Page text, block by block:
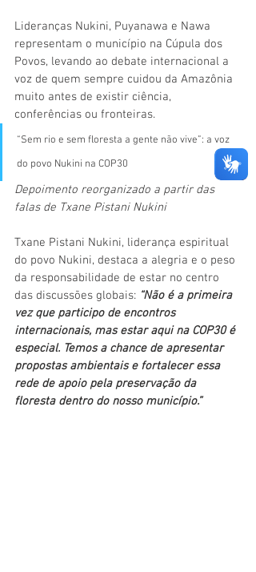
Lideranças Nukini, Puyanawa e Nawa
representam o município na Cúpula dos
Povos, levando ao debate internacional a
voz de quem sempre cuidou da Amazônia
muito antes de existir ciência,
conferências ou fronteiras.
“Sem rio e sem floresta a gente não vive”: a voz
do povo Nukini na COP30
Depoimento reorganizado a partir das
falas de Txane Pistani Nukini
Txane Pistani Nukini, liderança espiritual
do povo Nukini, destaca a alegria e o peso
da responsabilidade de estar no centro
das discussões globais: “Não é a primeira
vez que participo de encontros
internacionais, mas estar aqui na COP30 é
especial. Temos a chance de apresentar
propostas ambientais e fortalecer essa
rede de apoio pela preservação da
floresta dentro do nosso município.”